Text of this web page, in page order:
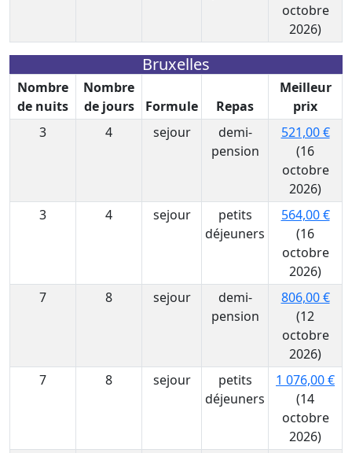
octobre
2026)
Bruxelles
Nombre
de nuits
Nombre
de jours
Formule Repas
Meilleur
prix
3
4 sejour
demi-
pension
521,00 €
(16
octobre
2026)
3
4 sejour
petits
déjeuners
564,00 €
(16
octobre
2026)
7
8 sejour
demi-
pension
806,00 €
(12
octobre
2026)
7
8 sejour
petits
déjeuners
1 076,00 €
(14
octobre
2026)